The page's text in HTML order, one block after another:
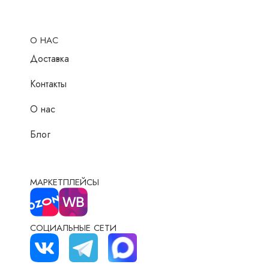
О НАС
Доставка
Контакты
О нас
Блог
МАРКЕТПЛЕЙСЫ
СОЦИАЛЬНЫЕ СЕТИ